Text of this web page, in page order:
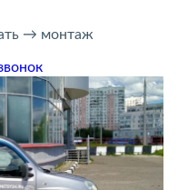
→ монтаж